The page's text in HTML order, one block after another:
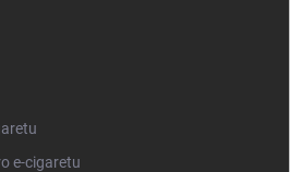
e-cigaretu